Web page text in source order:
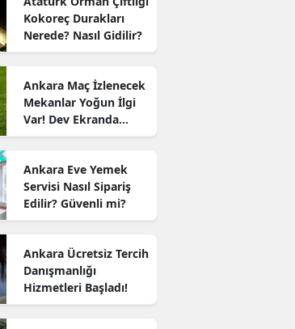
Kokoreç Durakları
Nerede? Nasıl Gidilir?
Ankara Maç İzlenecek
Mekanlar Yoğun İlgi
Var! Dev Ekranda
Futbol Keyfi
Ankara Eve Yemek
Servisi Nasıl Sipariş
Edilir? Güvenli mi?
Ankara Ücretsiz Tercih
Danışmanlığı
Hizmetleri Başladı!